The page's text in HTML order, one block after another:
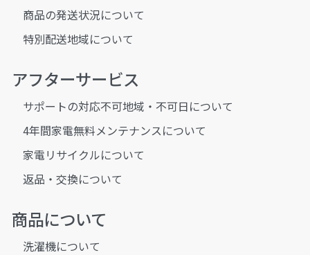
商品の発送状況について
特別配送地域について
アフターサービス
サポートの対応不可地域・不可日について
4年間家電無料メンテナンスについて
家電リサイクルについて
返品・交換について
商品について
洗濯機について